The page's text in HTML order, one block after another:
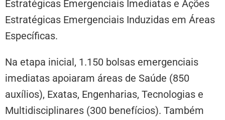
Estratégicas Emergenciais Imediatas e Ações
Estratégicas Emergenciais Induzidas em Áreas
Específicas.
Na etapa inicial, 1.150 bolsas emergenciais
imediatas apoiaram áreas de Saúde (850
auxílios), Exatas, Engenharias, Tecnologias e
Multidisciplinares (300 benefícios). Também